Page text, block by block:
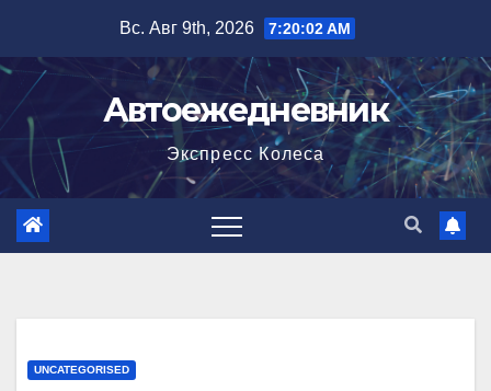
содержимому
Вс. Авг 9th, 2026 7:20:03 AM
Автоежедневник
Экспресс Колеса
UNCATEGORISED